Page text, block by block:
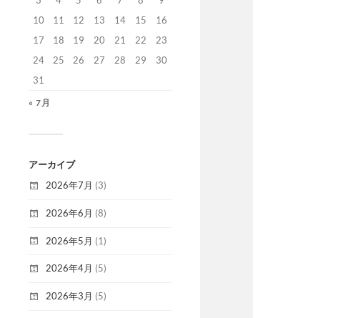
10
11 12 13 14 15
16
17
18 19 20 21 22
23
24
25 26 27 28 29
30
31
« 7月
アーカイブ
2026年7月 (3)
2026年6月 (8)
2026年5月 (1)
2026年4月 (5)
2026年3月 (5)